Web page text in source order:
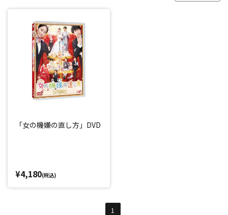
「女の機嫌の直し方」DVD
¥4,180(税込)
1